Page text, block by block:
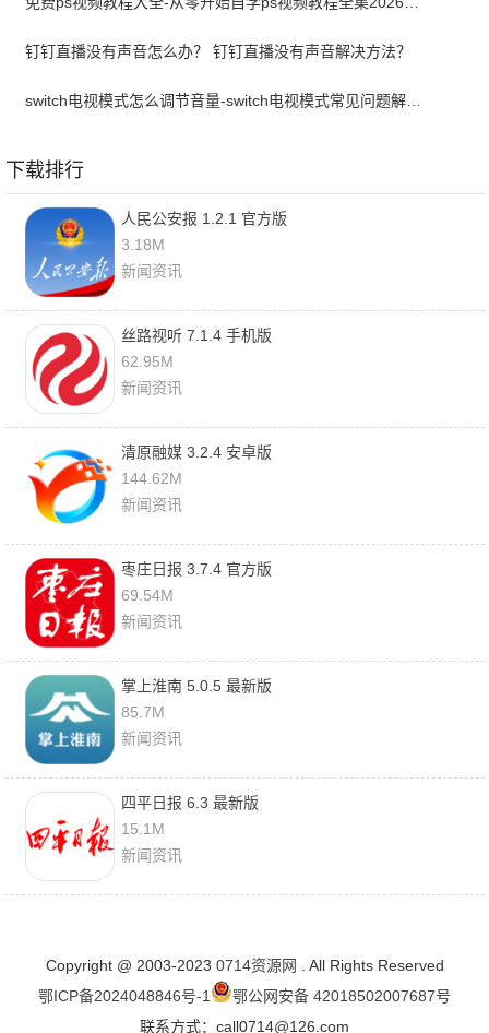
钉钉直播没有声音怎么办？ 钉钉直播没有声音解决方法？
switch电视模式怎么调节音量-switch电视模式常见问题解决方案
下载排行
人民公安报 1.2.1 官方版
3.18M
新闻资讯
丝路视听 7.1.4 手机版
62.95M
新闻资讯
清原融媒 3.2.4 安卓版
144.62M
新闻资讯
枣庄日报 3.7.4 官方版
69.54M
新闻资讯
掌上淮南 5.0.5 最新版
85.7M
新闻资讯
四平日报 6.3 最新版
15.1M
新闻资讯
Copyright @ 2003-2023 0714资源网 . All Rights Reserved
鄂ICP备2024048846号-1
鄂公网安备 42018502007687号
联系方式：call0714@126.com